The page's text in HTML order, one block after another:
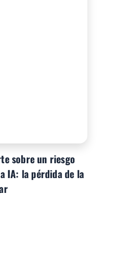
sobre un riesgo
IA: la pérdida de la